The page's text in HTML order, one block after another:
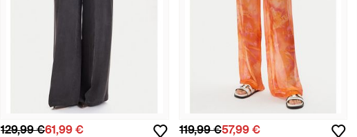
129,99 €61,99 € 119,99 €57,99 €